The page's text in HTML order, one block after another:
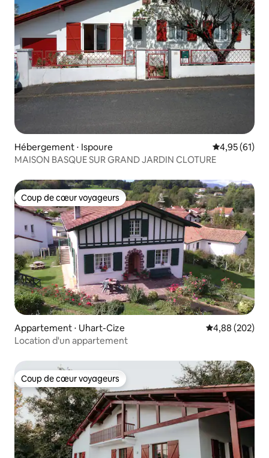
Hébergement ⋅ Ispoure Évaluation
4,95 (61)
MAISON BASQUE SUR GRAND JARDIN CLOTURE
Coup de cœur voyageurs
Coup de cœur voyageurs
Appartement ⋅ Uhart-Cize Évaluation
4,88 (202)
Location d'un appartement
Coup de cœur voyageurs
Coup de cœur voyageurs